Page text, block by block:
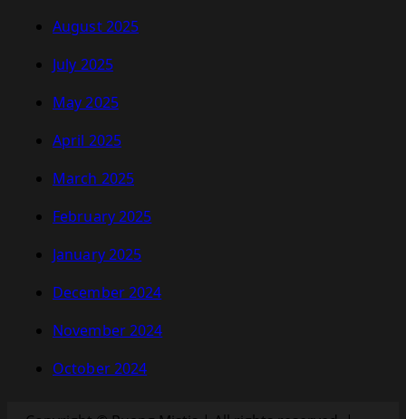
August 2025
July 2025
May 2025
April 2025
March 2025
February 2025
January 2025
December 2024
November 2024
October 2024